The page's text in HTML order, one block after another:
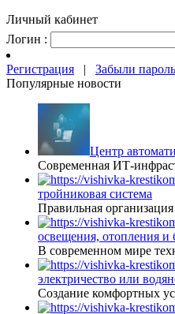
Личный кабинет
Логин :
Регистрация | Забыли
Популярные новости
Центр
Современная ИТ-
тройниковая система
Правильная
освещения, отопления и
В современном мире
электричество или
Создание комфортных